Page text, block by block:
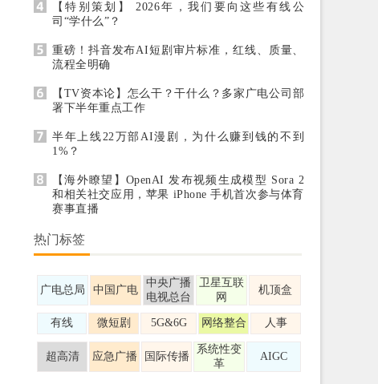
【特别策划】 2026年，我们要向这些有线公
司“学什么”？
重磅！抖音发布AI短剧审片标准，红线、质量、
流程全明确
【TV资本论】怎么干？干什么？多家广电公司部
署下半年重点工作
半年上线22万部AI漫剧，为什么赚到钱的不到
1%？
【海外瞭望】OpenAI 发布视频生成模型 Sora 2
和相关社交应用，苹果 iPhone 手机首次参与体育
赛事直播
热门标签
广电总局 中国广电
中央广播
电视总台
卫星互联
网
机顶盒
有线 微短剧 5G&6G 网络整合 人事
超高清 应急广播 国际传播
系统性变
革
AIGC